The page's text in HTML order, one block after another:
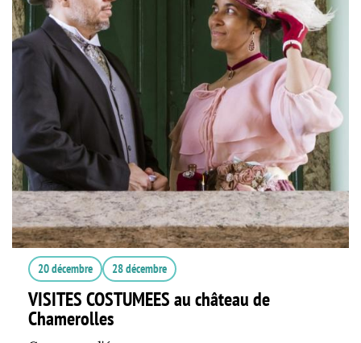
20 décembre 28 décembre
VISITES COSTUMEES au château de
Chamerolles